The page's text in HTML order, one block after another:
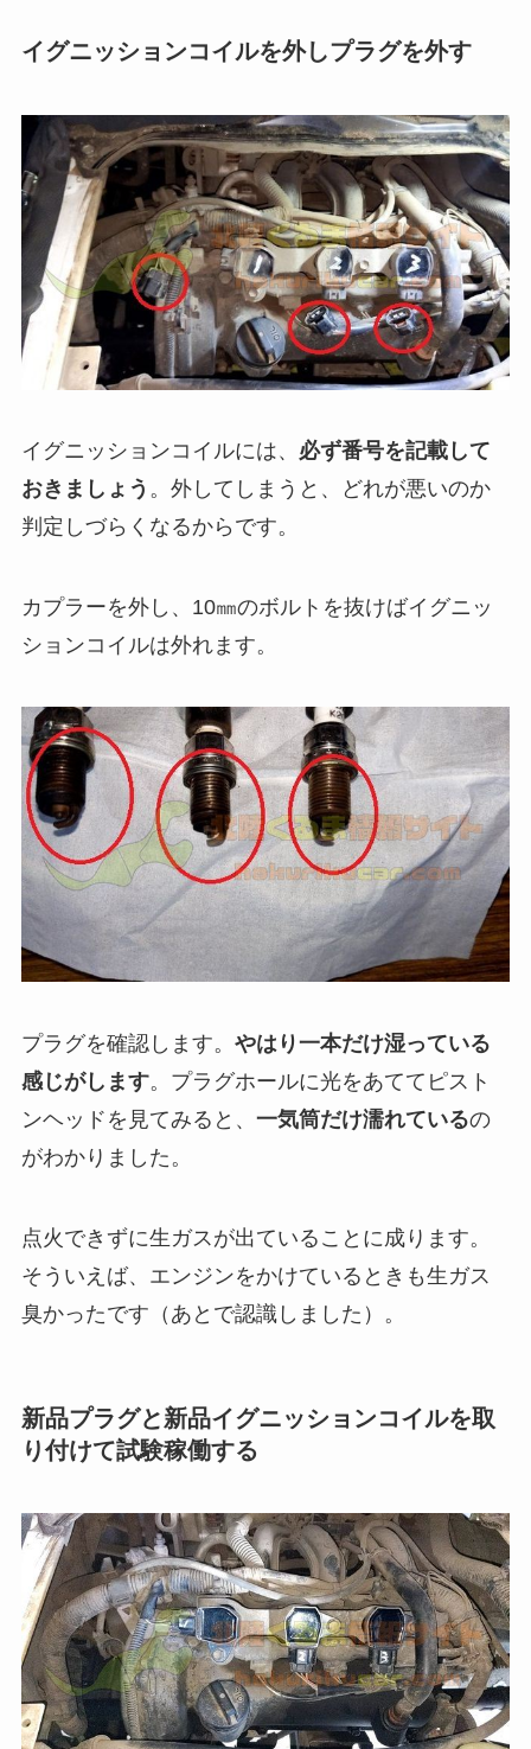
イグニッションコイルを外しプラグを外す
イグニッションコイルには、 必ず番号を記載して
おきましょう 。外してしまうと、どれが悪いのか
判定しづらくなるからです。
カプラーを外し、10㎜のボルトを抜けばイグニッ
ションコイルは外れます。
プラグを確認します。 やはり一本だけ湿っている
感じがします。プラグホールに光をあててピスト
ンヘッドを見てみると、 一気筒だけ濡れているの
がわかりました。
点火できずに生ガスが出ていることに成ります。
そういえば、エンジンをかけているときも生ガス
臭かったです（あとで認識しました）。
新品プラグと新品イグニッションコイルを取
り付けて試験稼働する